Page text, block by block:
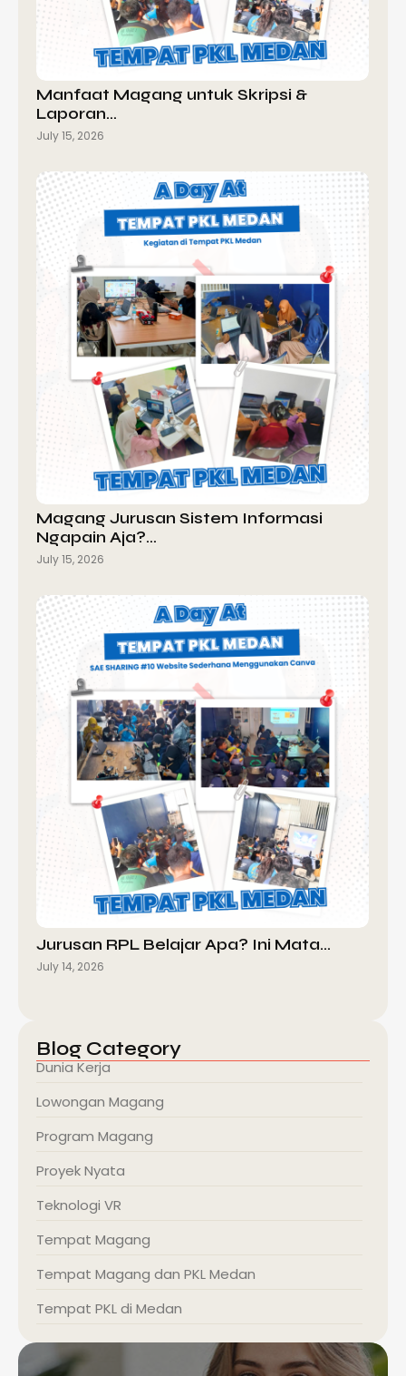
Manfaat Magang untuk Skripsi &
Laporan…
July 15, 2026
Magang Jurusan Sistem Informasi
Ngapain Aja?…
July 15, 2026
Jurusan RPL Belajar Apa? Ini Mata…
July 14, 2026
Blog Category
Dunia Kerja
Lowongan Magang
Program Magang
Proyek Nyata
Teknologi VR
Tempat Magang
Tempat Magang dan PKL Medan
Tempat PKL di Medan